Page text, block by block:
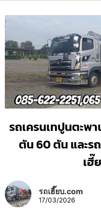
รถเครนเทปูนตะพ
ตัน 60 ตัน และร
เฮี๊
รถเฮี๊ยบ.com
17/03/2026